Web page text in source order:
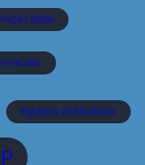
digital
logotipos profissionais